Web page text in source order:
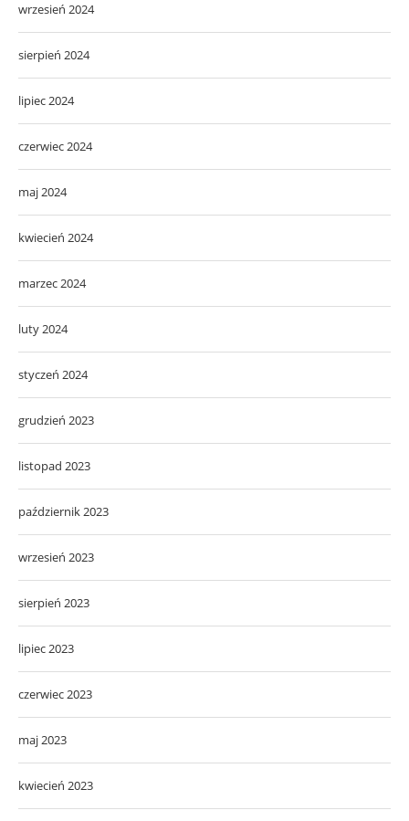
wrzesień 2024
sierpień 2024
lipiec 2024
czerwiec 2024
maj 2024
kwiecień 2024
marzec 2024
luty 2024
styczeń 2024
grudzień 2023
listopad 2023
październik 2023
wrzesień 2023
sierpień 2023
lipiec 2023
czerwiec 2023
maj 2023
kwiecień 2023